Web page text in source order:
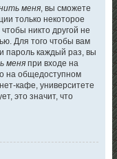
меня, вы сможете
только некоторое
никто другой не
Для того чтобы вам
пароль каждый раз, вы
меня при входе на
на общедоступном
кафе, университете
это значит, что